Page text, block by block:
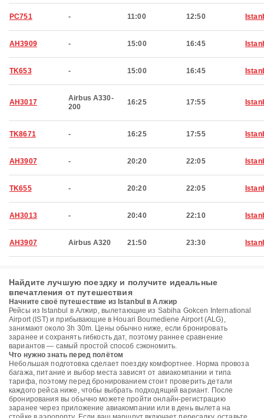
PC751 - 11:00 12:50
AH3909 - 15:00 16:45
TK653 - 15:00 16:45
AH3017
Airbus A330-
200
16:25 17:55
TK8671 - 16:25 17:55
AH3907 - 20:20 22:05
TK655 - 20:20 22:05
AH3013 - 20:40 22:10
AH3907 Airbus A320 21:50 23:30
Найдите лучшую поездку и получите идеальные
впечатления от путешествия
Начните своё путешествие из Istanbul в Алжир
Рейсы из Istanbul в Алжир, вылетающие из Sabiha Gokcen International
Airport (IST) и прибывающие в Houari Boumediene Airport (ALG),
занимают около 3h 30m. Цены обычно ниже, если бронировать
заранее и сохранять гибкость дат, поэтому раннее сравнение
вариантов — самый простой способ сэкономить.
Что нужно знать перед полётом
Небольшая подготовка сделает поездку комфортнее. Норма провоза
багажа, питание и выбор места зависят от авиакомпании и типа
тарифа, поэтому перед бронированием стоит проверить детали
каждого рейса ниже, чтобы выбрать подходящий вариант. После
бронирования вы обычно можете пройти онлайн-регистрацию
заранее через приложение авиакомпании или в день вылета на